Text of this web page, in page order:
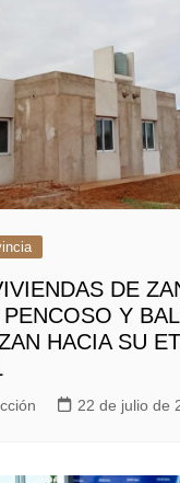
DE
Y
HACIA SU
22 de julio de